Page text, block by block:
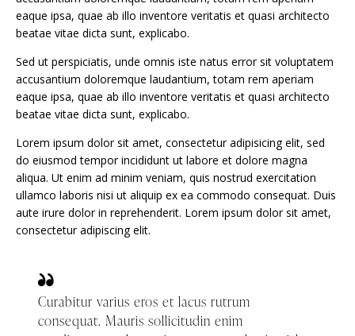
eaque ipsa, quae ab illo inventore veritatis et quasi architecto
beatae vitae dicta sunt, explicabo.
Sed ut perspiciatis, unde omnis iste natus error sit voluptatem
accusantium doloremque laudantium, totam rem aperiam
eaque ipsa, quae ab illo inventore veritatis et quasi architecto
beatae vitae dicta sunt, explicabo.
Lorem ipsum dolor sit amet, consectetur adipisicing elit, sed
do eiusmod tempor incididunt ut labore et dolore magna
aliqua. Ut enim ad minim veniam, quis nostrud exercitation
ullamco laboris nisi ut aliquip ex ea commodo consequat. Duis
aute irure dolor in reprehenderit. Lorem ipsum dolor sit amet,
consectetur adipiscing elit.
Curabitur varius eros et lacus rutrum
consequat. Mauris sollicitudin enim